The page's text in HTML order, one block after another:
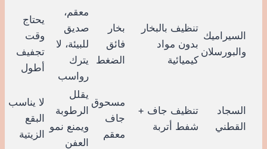
السيراميك
والبورسلان
تنظيف بالبخار
بدون مواد
كيميائية
بخار
فائق
الضغط
معقم،
صديق
للبيئة، لا
يترك
رواسب
يحتاج
وقت
تجفيف
أطول
السجاد
القطني
تنظيف جاف +
شفط أتربة
مسحوق
جاف
معقم
يقلل
الرطوبة
ويمنع نمو
العفن
لا يناسب
البقع
الزيتية